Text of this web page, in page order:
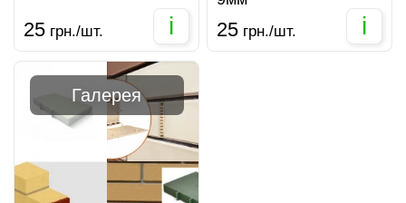
25 грн./шт. i 25 грн./шт. i
Галерея